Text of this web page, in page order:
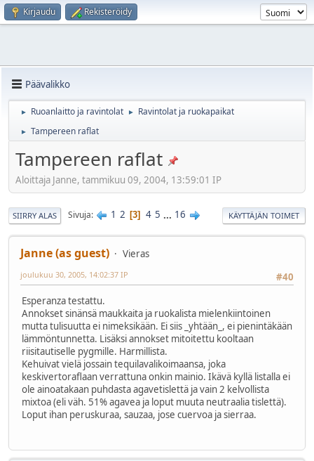
Kirjaudu Rekisteröidy
Päävalikko
► Ruoanlaitto ja ravintolat ► Ravintolat ja ruokapaikat
► Tampereen raflat
Tampereen raflat
Aloittaja Janne, tammikuu 09, 2004, 13:59:01 IP
SIIRRY ALAS Sivuja 1 2 3 4 5 ... 16 KÄYTTÄJÄN TOIMET
Janne (as guest)
Vieras
#40
joulukuu 30, 2005, 14:02:37 IP
Esperanza testattu.
Annokset sinänsä maukkaita ja ruokalista mielenkiintoinen
mutta tulisuutta ei nimeksikään. Ei siis _yhtään_, ei pienintäkään
lämmöntunnetta. Lisäksi annokset mitoitettu kooltaan
riisitautiselle pygmille. Harmillista.
Kehuivat vielä jossain tequilavalikoimaansa, joka
keskivertoraflaan verrattuna onkin mainio. Ikävä kyllä listalla ei
ole ainoatakaan puhdasta agavetislettä ja vain 2 kelvollista
mixtoa (eli väh. 51% agavea ja loput muuta neutraalia tislettä).
Loput ihan peruskuraa, sauzaa, jose cuervoa ja sierraa.